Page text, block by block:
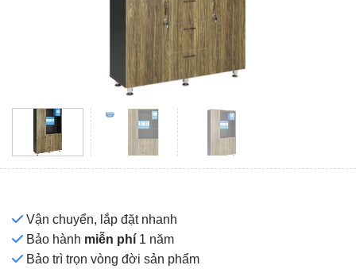
Vận chuyển, lắp đặt nhanh
Bảo hành miễn phí 1 năm
Bảo trì trọn vòng đời sản phẩm